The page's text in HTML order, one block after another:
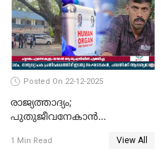
Posted On 22-12-2025
രാജ്യത്താദ്യം;
പുതുജീവനേകാൻ
എറണാകുളം സർക്കാർ
1 Min Read View All